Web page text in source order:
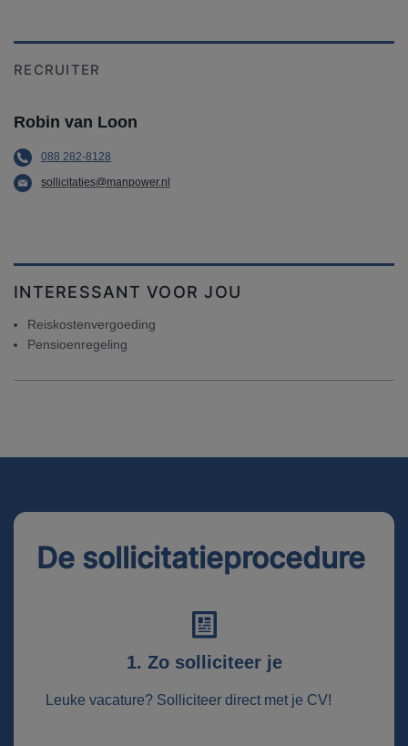
RECRUITER
Robin van Loon
088 282-8128
sollicitaties@manpower.nl
INTERESSANT VOOR JOU
Reiskostenvergoeding
Pensioenregeling
De sollicitatieprocedure
1. Zo solliciteer je
Leuke vacature? Solliciteer direct met je CV!